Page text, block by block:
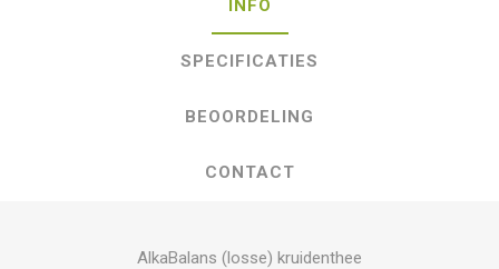
INFO
SPECIFICATIES
BEOORDELING
CONTACT
AlkaBalans (losse) kruidenthee